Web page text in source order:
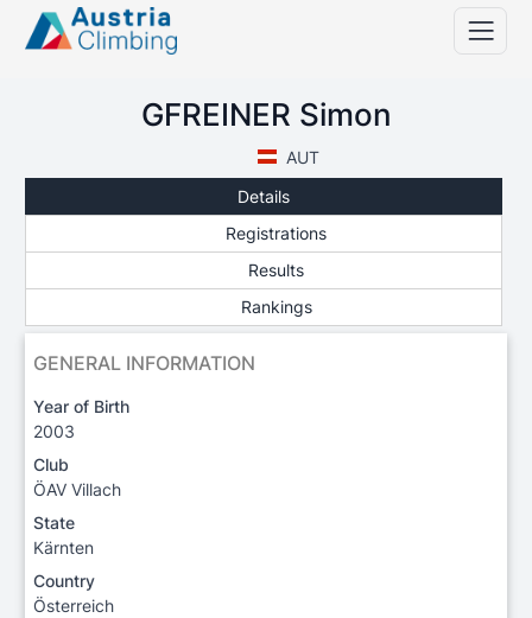
GFREINER Simon
AUT
Details
Registrations
Results
Rankings
GENERAL INFORMATION
Year of Birth
2003
Club
ÖAV Villach
State
Kärnten
Country
Österreich